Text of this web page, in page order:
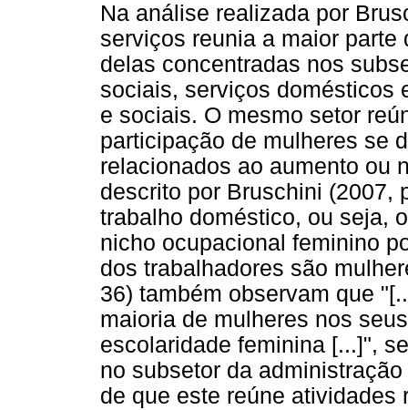
Na análise realizada por
serviços reunia a maior
delas concentradas nos
sociais, serviços domésticos
e sociais. O mesmo setor
participação de mulheres se
relacionados ao aumento ou
descrito por Bruschini (2007,
trabalho doméstico, ou seja,
nicho ocupacional feminino
dos trabalhadores são
36) também observam que
maioria de mulheres nos
escolaridade feminina [...]",
no subsetor da
de que este reúne